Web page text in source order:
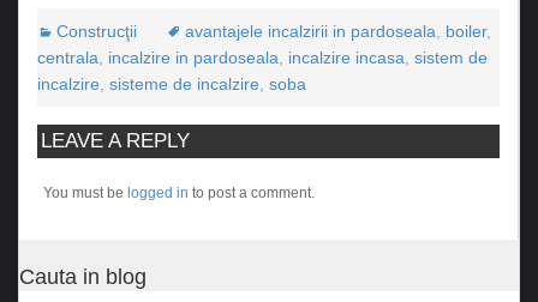
Construcţii avantajele incalzirii in pardoseala boiler,
centrala
incalzire in pardoseala incalzire incasa sistem de
incalzire sisteme de incalzire soba
LEAVE A REPLY
You must be logged in to post a comment.
Cauta in blog